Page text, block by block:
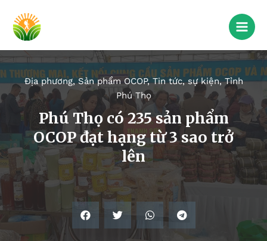
Địa phương,Sản phẩm OCOP,Tin tức, sự kiện,Tỉnh
Phú Thọ
Phú Thọ có 235 sản phẩm
OCOP đạt hạng từ 3 sao trở
lên